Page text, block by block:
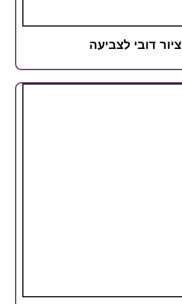
ציור דובי לצביעה